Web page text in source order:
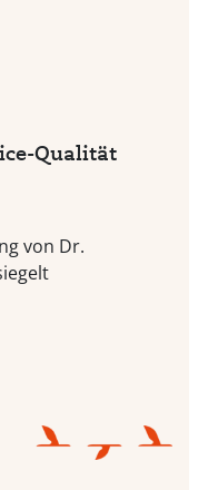
Qualität
von Dr.